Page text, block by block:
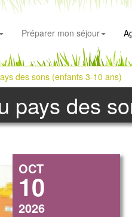
Préparer mon séjour
des sons (enfants 3-10 ans)
pays des
OCT
10
2026